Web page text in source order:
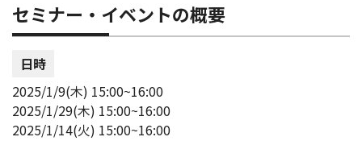
セミナー・イベントの概要
日時
2025/1/9(木) 15:00~16:00
2025/1/29(木) 15:00~16:00
2025/1/14(火) 15:00~16:00